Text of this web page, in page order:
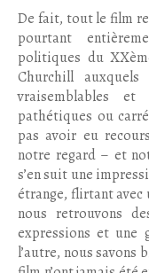
De fait, tout le film
pourtant
politiques du
Churchill
vraisemblables
pathétiques ou
pas avoir eu
notre regard – et
s’en suit une
étrange, flirtant avec
nous retrouvons
expressions et une
l’autre, nous savons